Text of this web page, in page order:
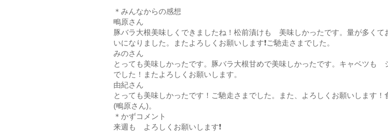
＊みんなからの感想
鴫原さん
豚バラ大根美味しくできましたね！松前漬けも゙美味しかったです。量が多くて
いになりました。またよろしくお願いします❗ご馳走さまでした。
みのさん
とっても美味しかったです。豚バラ大根甘めで美味しかったです。キャベツも゙
でした！またよろしくお願いします。
由紀さん
とっても美味しかったです！ご馳走さまでした。また、よろしくお願いします！
(鴫原さん)。
＊かずコメント
来週も゙よろしくお願いします❗